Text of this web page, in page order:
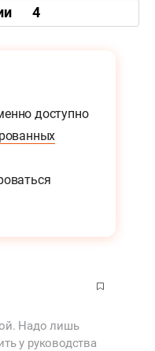
4
доступно
Надо лишь
у руководства